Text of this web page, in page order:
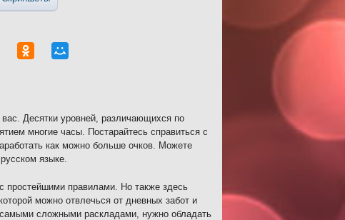
Десятки уровней, различающихся по
многие часы. Постарайтесь справиться с
как можно больше очков. Можете
языке.
простейшими правилами. Но также здесь
можно отвлечься от дневных забот и
сложными раскладами, нужно обладать